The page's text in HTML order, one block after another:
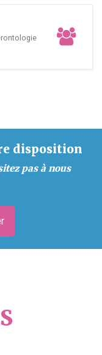
disposition
pas à nous